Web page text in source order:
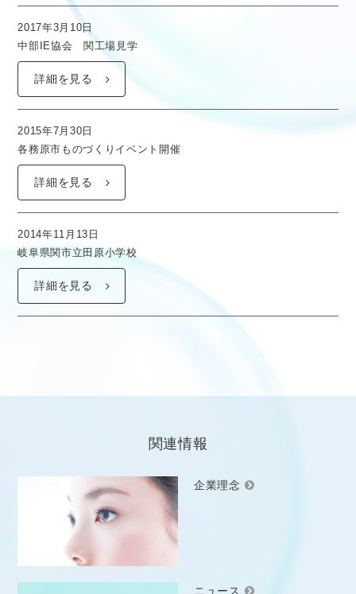
2017年3月10日
中部IE協会 関工場見学
詳細を見る
2015年7月30日
各務原市ものづくりイベント開催
詳細を見る
2014年11月13日
岐阜県関市立田原小学校
詳細を見る
関連情報
企業理念
ニュース